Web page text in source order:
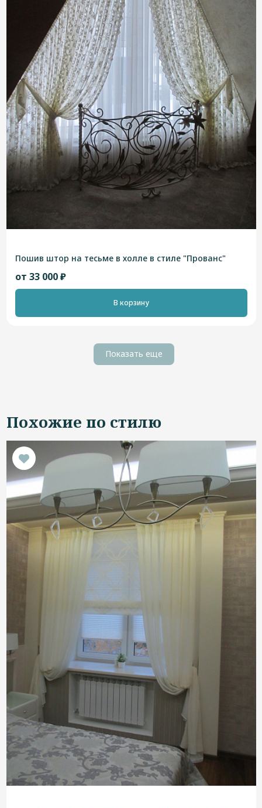
Пошив штор на тесьме в холле в стиле "Прованс"
от 33 000 ₽
В корзину
Показать еще
Похожие по стилю